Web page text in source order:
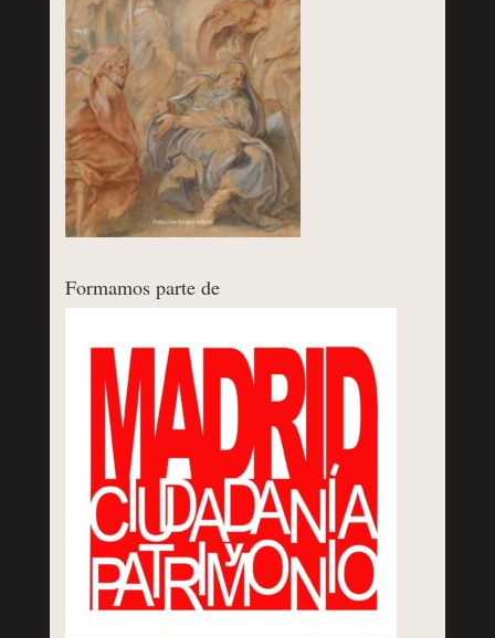
Formamos parte de